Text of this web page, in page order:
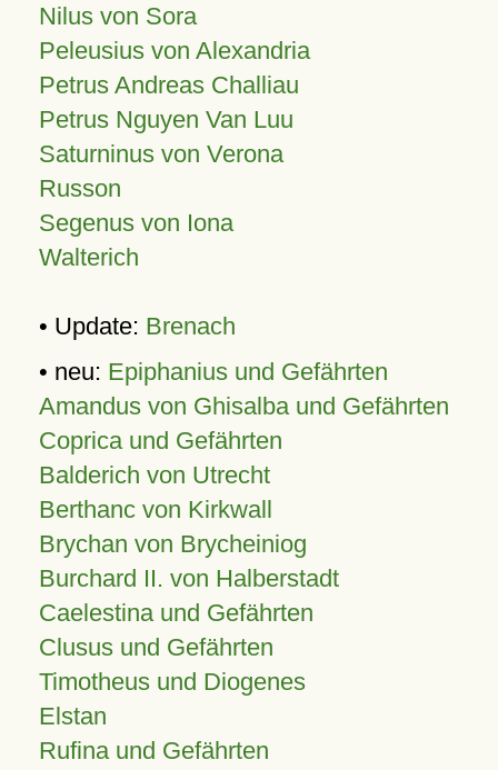
Nilus von Sora
Peleusius von Alexandria
Petrus Andreas Challiau
Petrus Nguyen Van Luu
Saturninus von Verona
Russon
Segenus von Iona
Walterich
• Update: Brenach
• neu: Epiphanius und Gefährten
Amandus von Ghisalba und Gefährten
Coprica und Gefährten
Balderich von Utrecht
Berthanc von Kirkwall
Brychan von Brycheiniog
Burchard II. von Halberstadt
Caelestina und Gefährten
Clusus und Gefährten
Timotheus und Diogenes
Elstan
Rufina und Gefährten